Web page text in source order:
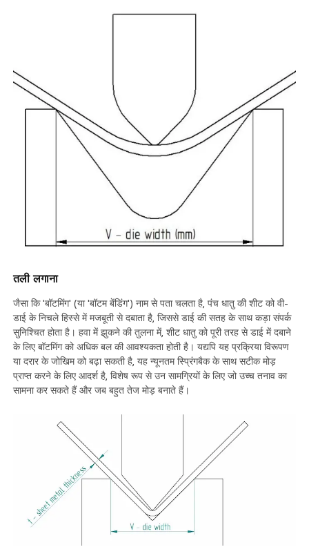
तली लगाना
जैसा कि 'बॉटमिंग' (या 'बॉटम बेंडिंग') नाम से पता चलता है, पंच धातु की शीट को वी-
डाई के निचले हिस्से में मजबूती से दबाता है, जिससे डाई की सतह के साथ कड़ा संपर्क
सुनिश्चित होता है। हवा में झुकने की तुलना में, शीट धातु को पूरी तरह से डाई में दबाने
के लिए बॉटमिंग को अधिक बल की आवश्यकता होती है। यद्यपि यह प्रक्रिया विरूपण
या दरार के जोखिम को बढ़ा सकती है, यह न्यूनतम स्प्रिंगबैक के साथ सटीक मोड़
प्राप्त करने के लिए आदर्श है, विशेष रूप से उन सामग्रियों के लिए जो उच्च तनाव का
सामना कर सकते हैं और जब बहुत तेज मोड़ बनाते हैं।